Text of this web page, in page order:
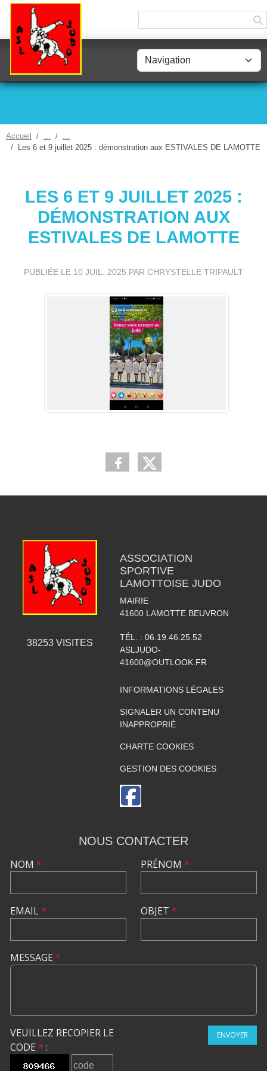
Accueil
Les 6 et 9 juillet 2025 : démonstration aux ESTIVALES DE LAMOTTE
LES 6 ET 9 JUILLET 2025 :
DÉMONSTRATION AUX
ESTIVALES DE LAMOTTE
PUBLIÉE LE 10 JUIL. 2025 PAR CHRYSTELLE TRIPAULT
38253VISITES
ASSOCIATION
SPORTIVE
LAMOTTOISE JUDO
MAIRIE
41600 LAMOTTE BEUVRON
TÉL. : 06.19.46.25.52
ASLJUDO-
41600@OUTLOOK.FR
INFORMATIONS LÉGALES
SIGNALER UN CONTENU
INAPPROPRIÉ
CHARTE COOKIES
GESTION DES COOKIES
NOUS CONTACTER
NOM *
EMAIL*
PRÉNOM *
OBJET *
MESSAGE *
VEUILLEZ RECOPIER LE
CODE * :
ENVOYER
Panneau de gestion des cookies